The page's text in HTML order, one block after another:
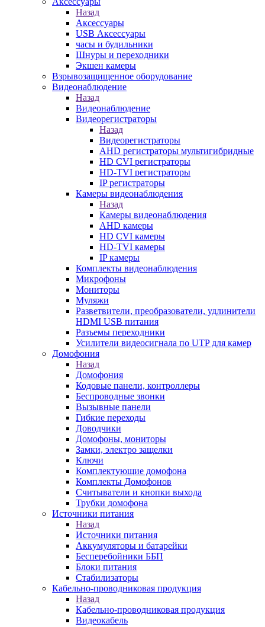
Назад
Аксессуары
USB Аксессуары
часы и будильники
Шнуры и переходники
Экшен камеры
Взрывозащищенное оборудование
Видеонаблюдение
Назад
Видеонаблюдение
Видеорегистраторы
Назад
Видеорегистраторы
AHD регистраторы мультигибридные
HD CVI регистраторы
HD-TVI регистраторы
IP регистраторы
Камеры видеонаблюдения
Назад
Камеры видеонаблюдения
AHD камеры
HD CVI камеры
HD-TVI камеры
IP камеры
Комплекты видеонаблюдения
Микрофоны
Мониторы
Муляжи
Разветвители, преобразователи, удлинители
HDMI USB питания
Разъемы переходники
Усилители видеосигнала по UTP для камер
Домофония
Назад
Домофония
Кодовые панели, контроллеры
Беспроводные звонки
Вызывные панели
Гибкие переходы
Доводчики
Домофоны, мониторы
Замки, электро защелки
Ключи
Комплектующие домофона
Комплекты Домофонов
Считыватели и кнопки выхода
Трубки домофона
Источники питания
Назад
Источники питания
Аккумуляторы и батарейки
Бесперебойники ББП
Блоки питания
Стабилизаторы
Кабельно-проводниковая продукция
Назад
Кабельно-проводниковая продукция
Видеокабель